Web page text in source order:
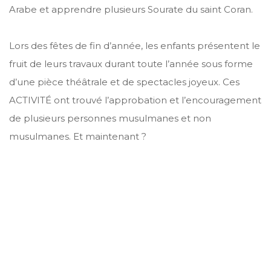
Arabe et apprendre plusieurs Sourate du saint Coran.
Lors des fêtes de fin d’année, les enfants présentent le
fruit de leurs travaux durant toute l’année sous forme
d’une pièce théâtrale et de spectacles joyeux. Ces
ACTIVITÉ ont trouvé l’approbation et l’encouragement
de plusieurs personnes musulmanes et non
musulmanes. Et maintenant ?